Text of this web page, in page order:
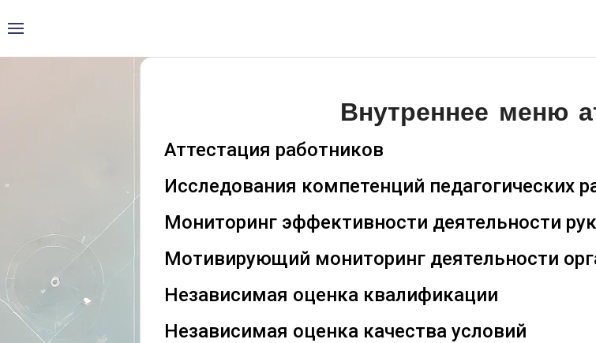
Внутреннее меню
Аттестация работников
Исследования компетенций педагогических
Мониторинг эффективности деятельности
Мотивирующий мониторинг деятельности
Независимая оценка квалификации
Независимая оценка качества условий